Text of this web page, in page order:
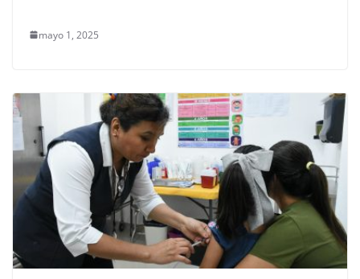
mayo 1, 2025